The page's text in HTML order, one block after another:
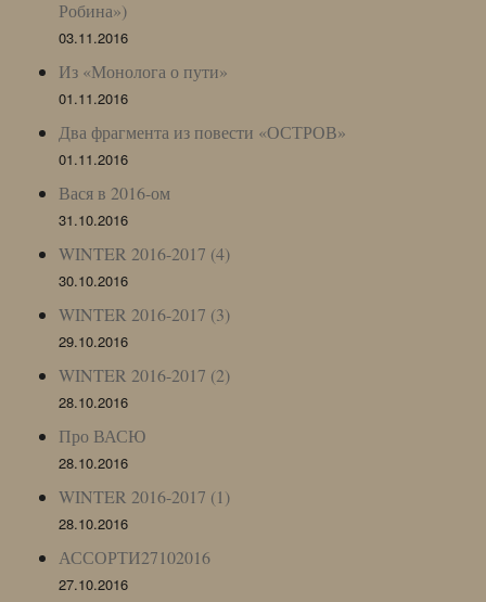
Робина»)
03.11.2016
Из «Монолога о пути»
01.11.2016
Два фрагмента из повести «ОСТРОВ»
01.11.2016
Вася в 2016-ом
31.10.2016
WINTER 2016-2017 (4)
30.10.2016
WINTER 2016-2017 (3)
29.10.2016
WINTER 2016-2017 (2)
28.10.2016
Про ВАСЮ
28.10.2016
WINTER 2016-2017 (1)
28.10.2016
АССОРТИ27102016
27.10.2016